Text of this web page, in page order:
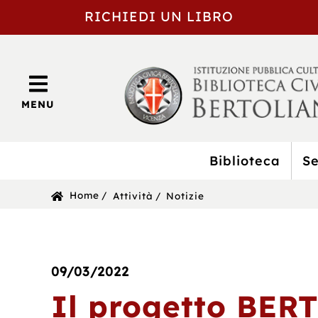
BIBLIOTECA
RICHIEDI UN LIBRO
MENU
Biblioteca
Sei Home Attività Notizie
09/03/2022
Il progetto